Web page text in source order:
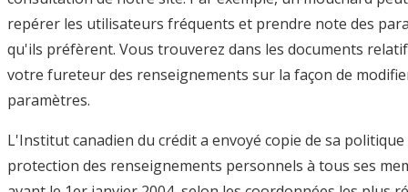
repérer les utilisateurs fréquents et prendre note des
qu'ils préfèrent. Vous trouverez dans les documents
votre fureteur des renseignements sur la façon de
paramètres.
L'Institut canadien du crédit a envoyé copie de sa politique
protection des renseignements personnels à tous ses